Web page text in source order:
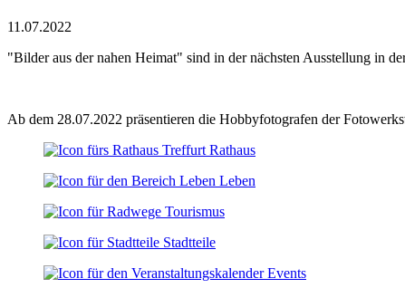
11.07.2022
"Bilder aus der nahen Heimat" sind in der nächsten Ausstellung in
Ab dem 28.07.2022 präsentieren die Hobbyfotografen der
Rathaus
Leben
Tourismus
Stadtteile
Events